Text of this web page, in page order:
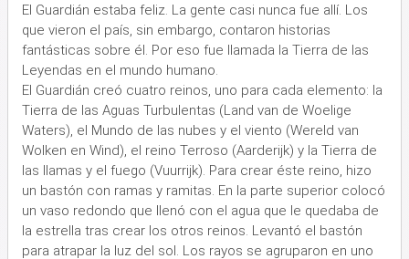
El Guardián estaba feliz. La gente casi nunca fue allí. Los
que vieron el país, sin embargo, contaron historias
fantásticas sobre él. Por eso fue llamada la Tierra de las
Leyendas en el mundo humano.
El Guardián creó cuatro reinos, uno para cada elemento: la
Tierra de las Aguas Turbulentas (Land van de Woelige
Waters), el Mundo de las nubes y el viento (Wereld van
Wolken en Wind), el reino Terroso (Aarderijk) y la Tierra de
las llamas y el fuego (Vuurrijk). Para crear éste reino, hizo
un bastón con ramas y ramitas. En la parte superior colocó
un vaso redondo que llenó con el agua que le quedaba de
la estrella tras crear los otros reinos. Levantó el bastón
para atrapar la luz del sol. Los rayos se agruparon en uno